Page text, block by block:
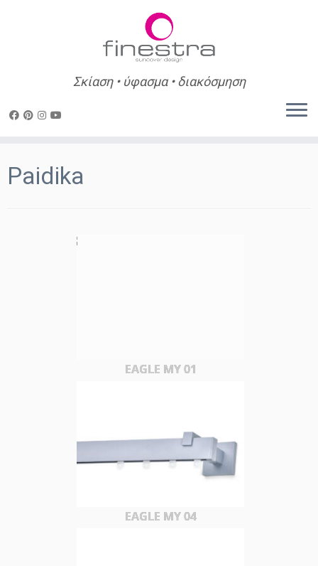
content
Σκίαση • ύφασμα • διακόσμηση
Paidika
EAGLE MY 01
EAGLE MY 04